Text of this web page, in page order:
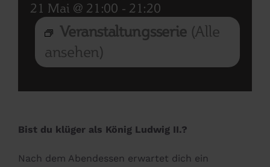
21 Mai @ 21:00 - 21:20
Veranstaltungsserie (Alle
ansehen)
Bist du klüger als König Ludwig II.?
Nach dem Abendessen erwartet dich ein